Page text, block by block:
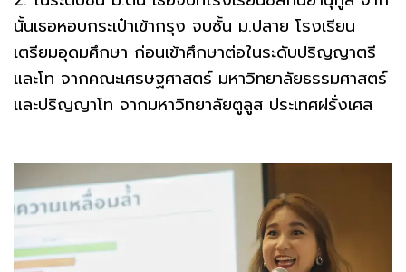
นั้นเธอหอบกระเป๋าเข้ากรุง จบชั้น ม.ปลาย โรงเรียน
เตรียมอุดมศึกษา ก่อนเข้าศึกษาต่อในระดับปริญญาตรี
และโท จากคณะเศรษฐศาสตร์ มหาวิทยาลัยธรรมศาสตร์
และปริญญาโท จากมหาวิทยาลัยตูลูส ประเทศฝรั่งเศส